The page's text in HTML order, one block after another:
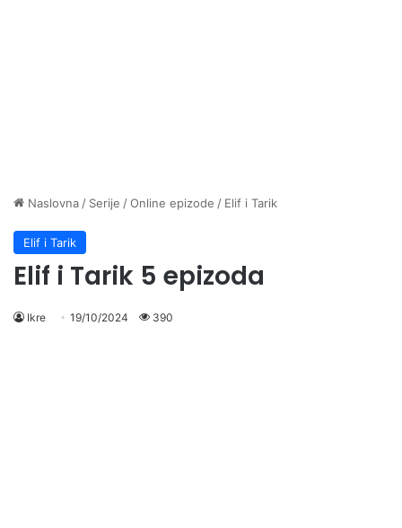
Naslovna / Serije /Online epizode / Elif i Tarik
Elif i Tarik
Elif i Tarik 5 epizoda
Ikre 19/10/2024 390